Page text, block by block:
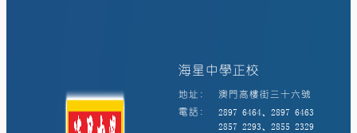
海星中學正校
地址:
澳門高樓街三十六號
電話:
2897 6464、2897 6463
2857 2293、2855 2329